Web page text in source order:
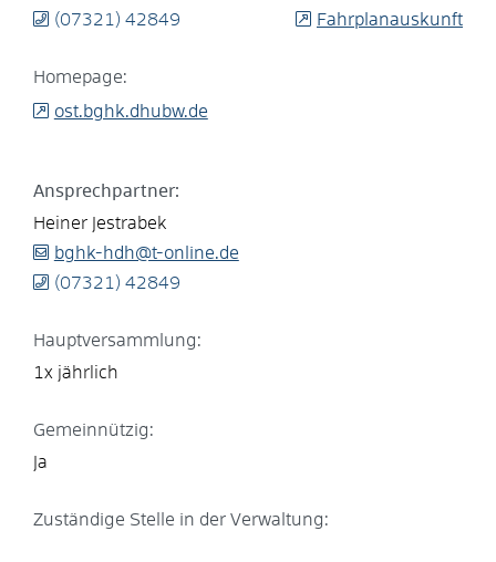
Fahrplanauskunft
(07321) 42849
Homepage:
ost.bghk.dhubw.de
Ansprechpartner:
Heiner Jestrabek
bghk-hdh@t-online.de
(07321) 42849
Hauptversammlung:
1x jährlich
Gemeinnützig:
Ja
Zuständige Stelle in der Verwaltung: